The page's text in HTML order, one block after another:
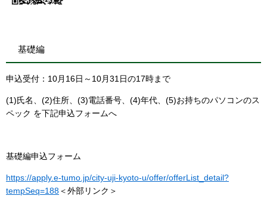
基礎編
申込受付：10月16日～10月31日の17時まで
(1)氏名、(2)住所、(3)電話番号、(4)年代、(5)お持ちのパソコンのス
ペック を下記申込フォームへ
基礎編申込フォーム
https://apply.e-tumo.jp/city-uji-kyoto-u/offer/offerList_detail?
tempSeq=188＜外部リンク＞